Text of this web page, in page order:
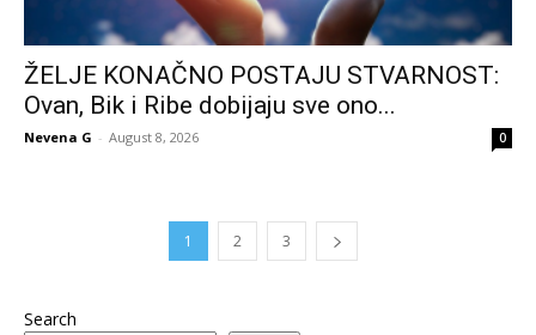
ŽELJE KONAČNO POSTAJU STVARNOST:
Ovan, Bik i Ribe dobijaju sve ono...
Nevena G - August 8, 2026 0
1 2 3
Search